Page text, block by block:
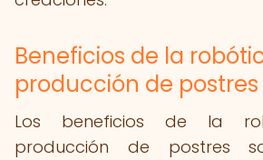
Beneficios de la
producción de postres
Los beneficios de la
producción de postres